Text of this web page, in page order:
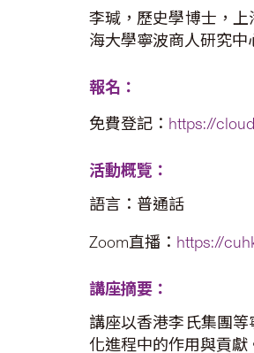
李瑊，歷史學博士，
海大學寧波商人研究中
報名：
免費登記： https://
活動概覽：
語言：普通話
Zoom直播： https://
講座摘要：
講座以香港李氏集團
化進程中的作用與貢獻